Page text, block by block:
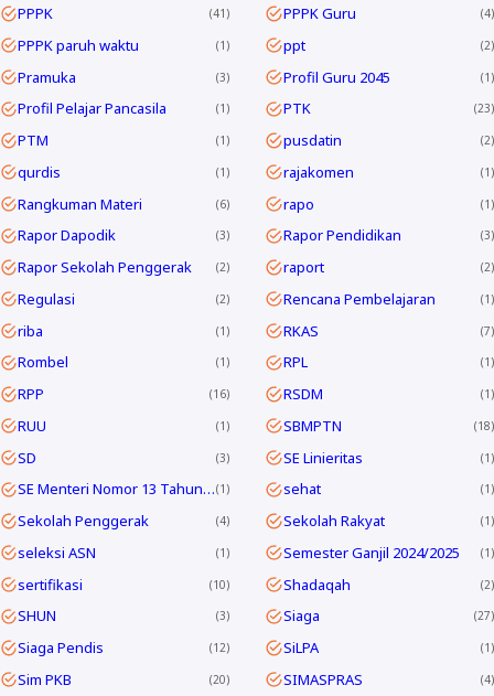
PPPK 41 PPPK Guru 4
PPPK paruh waktu 1 ppt 2
Pramuka 3 Profil Guru 2045 1
Profil Pelajar Pancasila 1 PTK 23
PTM 1 pusdatin 2
qurdis 1 rajakomen 1
Rangkuman Materi 6 rapo 1
Rapor Dapodik 3 Rapor Pendidikan 3
Rapor Sekolah Penggerak 2 raport 2
Regulasi 2 Rencana Pembelajaran 1
riba 1 RKAS 7
Rombel 1 RPL 1
RPP 16 RSDM 1
RUU 1 SBMPTN 18
SD 3 SE Linieritas 1
SE Menteri Nomor 13 Tahun 2025 1 sehat 1
Sekolah Penggerak 4 Sekolah Rakyat 1
seleksi ASN 1 Semester Ganjil 2024/2025 1
sertifikasi 10 Shadaqah 2
SHUN 3 Siaga 27
Siaga Pendis 12 SiLPA 1
Sim PKB 20 SIMASPRAS 4